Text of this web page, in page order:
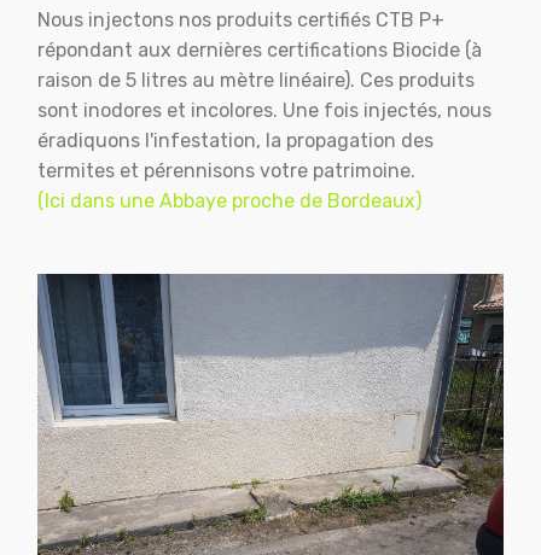
Nous injectons nos produits certifiés CTB P+
répondant aux dernières certifications Biocide (à
raison de 5 litres au mètre linéaire). Ces produits
sont inodores et incolores. Une fois injectés, nous
éradiquons l'infestation, la propagation des
termites et pérennisons votre patrimoine.
(Ici dans une Abbaye proche de Bordeaux)